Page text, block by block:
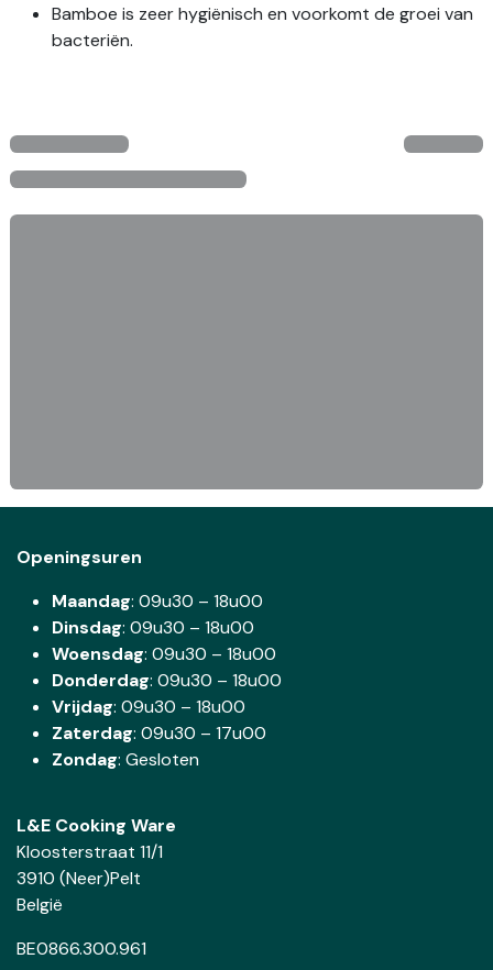
Bamboe is zeer hygiënisch en voorkomt de groei van
bacteriën.
Openingsuren
Maandag: 09u30 – 18u00
Dinsdag: 09u30 – 18u00
Woensdag: 09u30 – 18u00
Donderdag: 09u30 – 18u00
Vrijdag: 09u30 – 18u00
Zaterdag: 09u30 – 17u00
Zondag: Gesloten
L&E Cooking Ware
Kloosterstraat 11/1
3910 (Neer)Pelt
België
BE0866.300.961